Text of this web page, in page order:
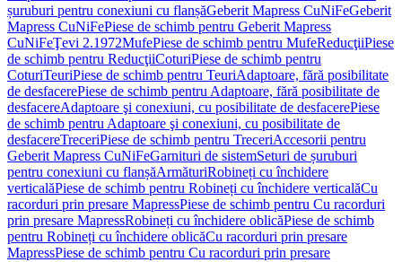
șuruburi pentru conexiuni cu flanșăGeberit Mapress CuNiFeGeberit
Mapress CuNiFePiese de schimb pentru Geberit Mapress
CuNiFeŢevi 2.1972MufePiese de schimb pentru MufeReducţiiPiese
de schimb pentru ReducţiiCoturiPiese de schimb pentru
CoturiTeuriPiese de schimb pentru TeuriAdaptoare, fără posibilitate
de desfacerePiese de schimb pentru Adaptoare, fără posibilitate de
desfacereAdaptoare şi conexiuni, cu posibilitate de desfacerePiese
de schimb pentru Adaptoare şi conexiuni, cu posibilitate de
desfacereTreceriPiese de schimb pentru TreceriAccesorii pentru
Geberit Mapress CuNiFeGarnituri de sistemSeturi de șuruburi
pentru conexiuni cu flanșăArmăturiRobineți cu închidere
verticalăPiese de schimb pentru Robineți cu închidere verticalăCu
racorduri prin presare MapressPiese de schimb pentru Cu racorduri
prin presare MapressRobineți cu închidere oblicăPiese de schimb
pentru Robineți cu închidere oblicăCu racorduri prin presare
MapressPiese de schimb pentru Cu racorduri prin presare